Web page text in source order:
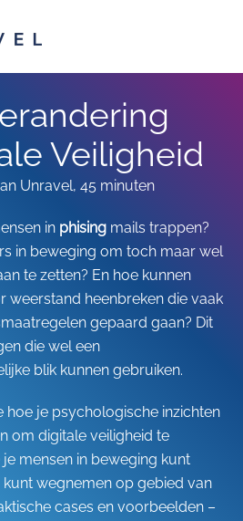
Veiligheid
Unravel, 45 minuten
in phising mails trappen?
in beweging om toch maar wel
te zetten? En hoe kunnen
weerstand heenbreken die vaak
gepaard gaan? Dit
die wel een
blik kunnen gebruiken.
hoe je psychologische inzichten
om digitale veiligheid te
mensen in beweging kunt
wegnemen op gebied van
cases en voorbeelden –